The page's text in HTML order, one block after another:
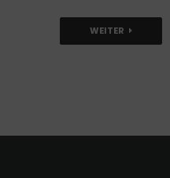
WEITER